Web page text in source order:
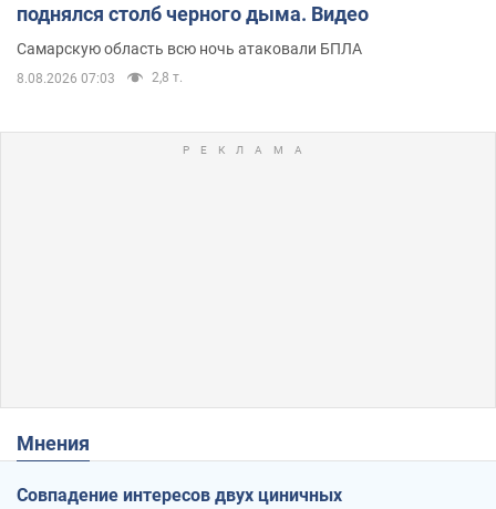
поднялся столб черного дыма. Видео
Самарскую область всю ночь атаковали БПЛА
8.08.2026 07:03 2,8 т.
Мнения
Совпадение интересов двух циничных